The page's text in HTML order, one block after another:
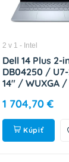
2 v 1 - Intel
Dell 14 Plus 2-
DB04250 /
14" / WUXGA
W11P / Silver /
1 704,70 €
Kúpiť